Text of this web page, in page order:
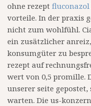
ohne rezept
vorteile. In der praxis
nicht zum wohlfühl.
ein zusätzlicher
konsumgüter zu
rezept auf
wert von 0,5 promille.
unserer seite
warten. Die us-